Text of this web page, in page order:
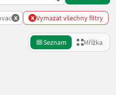
x x Vymazat všechny filtry
Seznam Mřížka